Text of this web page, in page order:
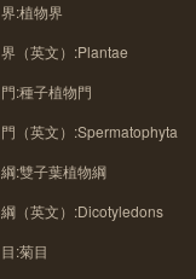
界:植物界
界（英文）:Plantae
門:種子植物門
門（英文）:Spermatophyta
綱:雙子葉植物綱
綱（英文）:Dicotyledons
目:菊目